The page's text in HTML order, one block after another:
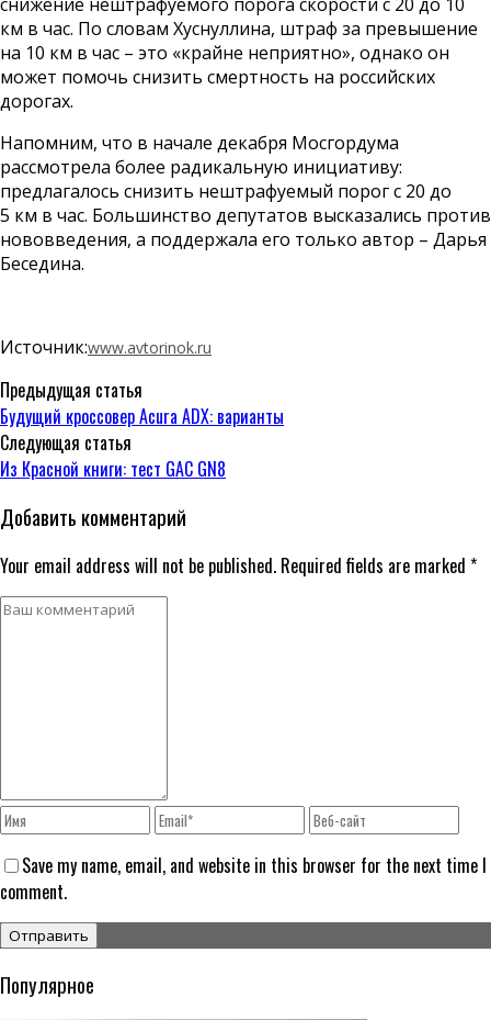
км в час. По словам Хуснуллина, штраф за превышение
на 10 км в час – это «крайне неприятно», однако он
может помочь снизить смертность на российских
дорогах.
Напомним, что в начале декабря Мосгордума
рассмотрела более радикальную инициативу:
предлагалось снизить нештрафуемый порог с 20 до
5 км в час. Большинство депутатов высказались против
нововведения, а поддержала его только автор – Дарья
Беседина.
Источник:www.avtorinok.ru
Предыдущая статья
Будущий кроссовер Acura ADX: варианты
Следующая статья
Из Красной книги: тест GAC GN8
Добавить комментарий
Your email address will not be published. Required fields are marked *
Save my name, email, and website in this browser for the next time I
comment.
Популярное